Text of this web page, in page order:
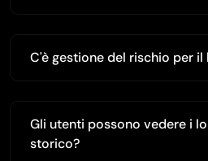
C'è gestione del rischio per il
Gli utenti possono vedere i
storico?